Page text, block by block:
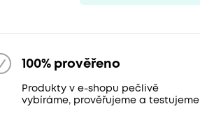
100% prověřeno
Produkty v e-shopu pečlivě
vybíráme, prověřujeme a testujeme